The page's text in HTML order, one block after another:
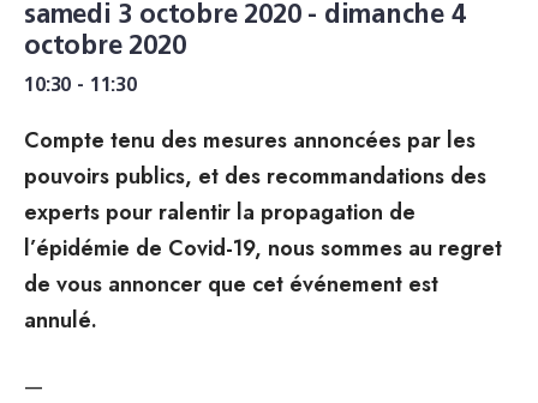
samedi 3 octobre 2020 - dimanche 4
octobre 2020
10:30 - 11:30
Compte tenu des mesures annoncées par les
pouvoirs publics, et des recommandations des
experts pour ralentir la propagation de
l’épidémie de Covid-19, nous sommes au regret
de vous annoncer que cet événement est
annulé.
—